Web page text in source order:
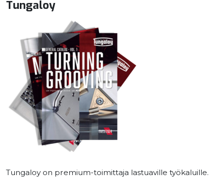
Tungaloy
Tungaloy on premium-toimittaja lastuaville työkaluille.